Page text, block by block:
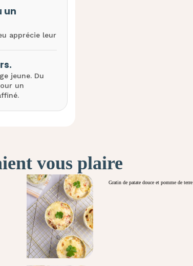
un
apprécie leur
jeune. Du
un
vous plaire
Gratin de patate douce et pomme de terre